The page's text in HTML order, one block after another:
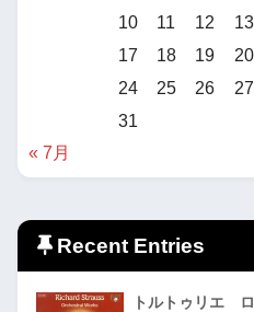
10
11 12 13
17
18 19 20
24
25 26 27
31
« 7月
Recent Entries
トルトゥリエ